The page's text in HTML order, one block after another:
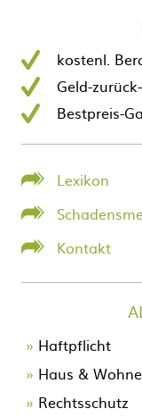
kostenl.
Geld-
Bestpreis-
Lexikon
Kontakt
Navigation
überspringen
Haftpflicht
Haus &
Rechtsschutz